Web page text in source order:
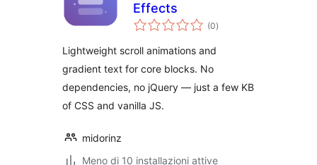
Effects
(0valutazioni
totali
)
Lightweight scroll animations and
gradient text for core blocks. No
dependencies, no jQuery — just a few KB
of CSS and vanilla JS.
midorinz
Meno di 10 installazioni attive